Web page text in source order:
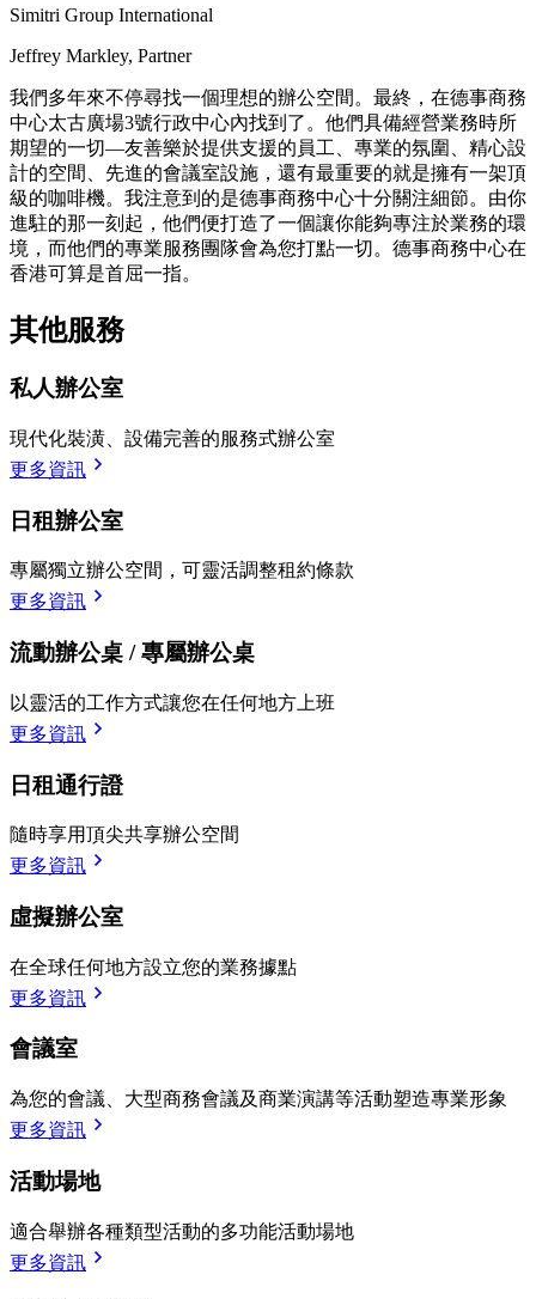
Simitri Group International
Jeffrey Markley, Partner
我們多年來不停尋找一個理想的辦公空間。最終，在德事商務
中心太古廣場3號行政中心內找到了。他們具備經營業務時所
期望的一切—友善樂於提供支援的員工、專業的氛圍、精心設
計的空間、先進的會議室設施，還有最重要的就是擁有一架頂
級的咖啡機。我注意到的是德事商務中心十分關注細節。由你
進駐的那一刻起，他們便打造了一個讓你能夠專注於業務的環
境，而他們的專業服務團隊會為您打點一切。德事商務中心在
香港可算是首屈一指。
其他服務
私人辦公室
現代化裝潢、設備完善的服務式辦公室
更多資訊
日租辦公室
專屬獨立辦公空間，可靈活調整租約條款
更多資訊
流動辦公桌 / 專屬辦公桌
以靈活的工作方式讓您在任何地方上班
更多資訊
日租通行證
隨時享用頂尖共享辦公空間
更多資訊
虛擬辦公室
在全球任何地方設立您的業務據點
更多資訊
會議室
為您的會議、大型商務會議及商業演講等活動塑造專業形象
更多資訊
活動場地
適合舉辦各種類型活動的多功能活動場地
更多資訊